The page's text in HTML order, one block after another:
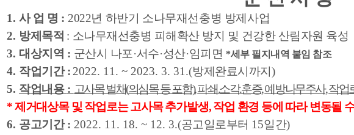
고향사랑기부제 소식
1. 사 업 명 : 2022년 하반기 소나무재선충병 방제사업
2. 방제목적 : 소나무재선충병 피해확산 방지 및 건강한 산림자원 육성
3. 대상지역 : 군산시 나포·서수·성산·임피면 *세부 필지내역 붙임 참조
4. 작업기간: 2022. 11. ~ 2023. 3. 31.(방제완료시까지 )
5. 작업내용 : 고사목 벌채(의심목 등 포함),파쇄.소각.훈증,예방나무주사,작업
*제거대상목 및 작업로는 고사목 추가발생,작업 환경 등에 따라 변동될
6. 공고기간: 2022. 11. 18. ~ 12. 3.(공고일로부터 15일간)